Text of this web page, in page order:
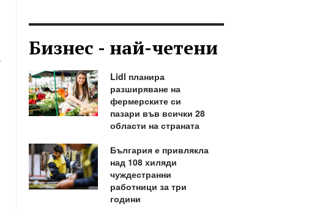
Бизнес - най-четени
Lidl планира
разширяване на
фермерските си
пазари във всички 28
области на страната
България е привлякла
над 108 хиляди
чуждестранни
работници за три
години